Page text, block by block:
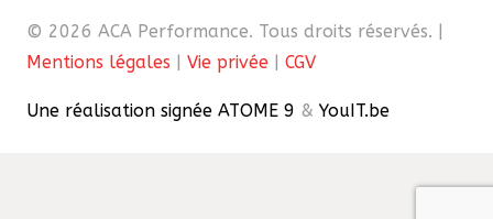
© 2026 ACA Performance. Tous droits réservés. |
Mentions légales | Vie privée | CGV
Une réalisation signée ATOME 9 & YouIT.be